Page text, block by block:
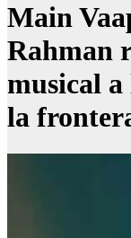
Main
Rahman
musical a
la